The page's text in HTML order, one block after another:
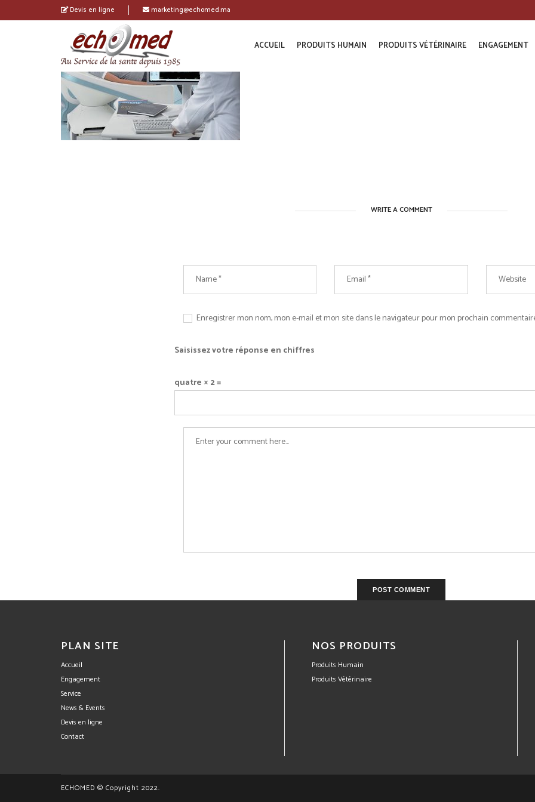
Devis en ligne marketing@echomed.ma
ACCUEIL PRODUITS HUMAIN PRODUITS VÉTÉRINAIRE ENGAGEMENT
WRITE A COMMENT
Enregistrer mon nom, mon e-mail et mon site dans le navigateur pour mon prochain
Saisissez votre réponse en chiffres
quatre × 2 =
PLAN SITE
Accueil
Engagement
Service
News & Events
Devis en ligne
Contact
NOS PRODUITS
Produits Humain
Produits Vétérinaire
ECHOMED © Copyright 2022.